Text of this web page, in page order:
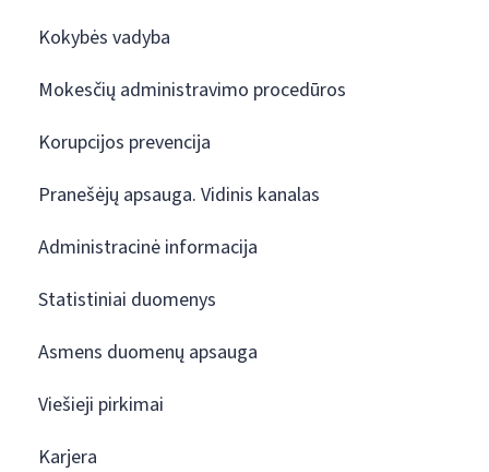
Kokybės vadyba
Mokesčių administravimo procedūros
Korupcijos prevencija
Pranešėjų apsauga. Vidinis kanalas
Administracinė informacija
Statistiniai duomenys
Asmens duomenų apsauga
Viešieji pirkimai
Karjera